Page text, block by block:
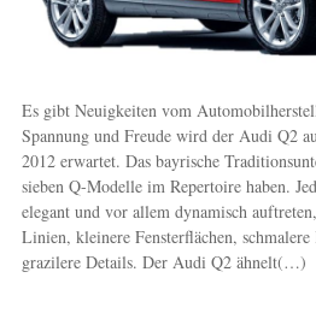
Es gibt Neuigkeiten vom
Spannung und Freude wird der Audi Q2
2012 erwartet. Das bayrische
sieben Q-Modelle im Repertoire haben.
elegant und vor allem dynamisch
Linien, kleinere Fensterflächen,
grazilere Details. Der Audi Q2 ähnelt(…)